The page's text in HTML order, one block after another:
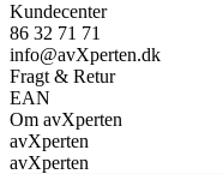
Kundecenter
86 32 71 71
info@avXperten.dk
Fragt & Retur
EAN
Om avXperten
avXperten
avXperten